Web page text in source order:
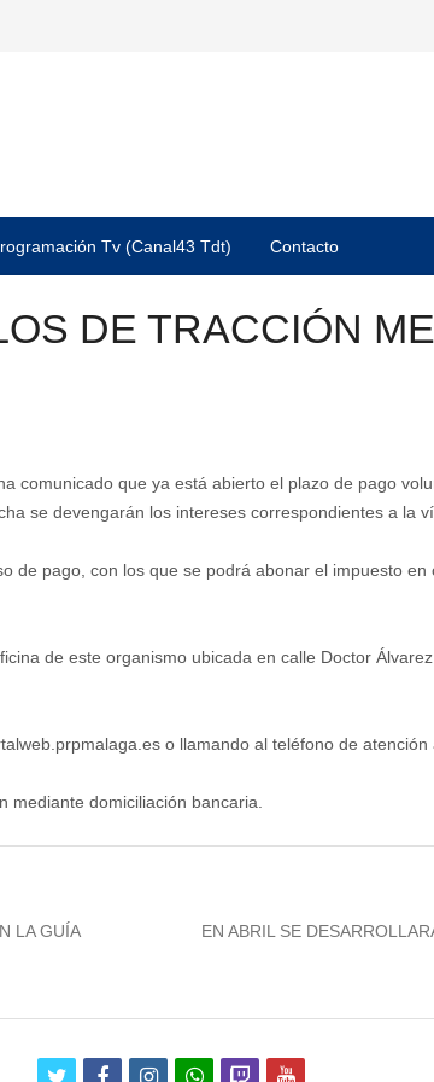
Tv (Canal43 Tdt) Contacto
DE TRACCIÓN
comunicado que ya está abierto el plazo de pago
se devengarán los intereses correspondientes a la
de pago, con los que se podrá abonar el impuesto
de este organismo ubicada en calle Doctor
o llamando al teléfono de atención
mediante domiciliación bancaria.
LA GUÍA
Next
EN ABRIL SE
twitterfacebookinstagramwhatsapp
twitchyoutube